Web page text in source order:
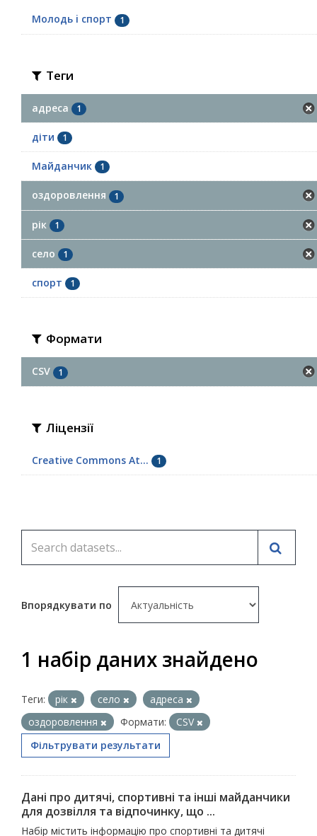
Молодь i спорт 1
Теги
адреса 1
діти 1
Майданчик 1
оздоровлення 1
рік 1
село 1
спорт 1
Формати
CSV 1
Ліцензії
Creative Commons At... 1
Впорядкувати по
1 набір даних знайдено
Теги: рік село
адреса
оздоровлення
Формати:
CSV
Фільтрувати результати
Дані про дитячі, спортивні та інші майданчики
для дозвілля та відпочинку, що ...
Набір містить інформацію про спортивні та дитячі